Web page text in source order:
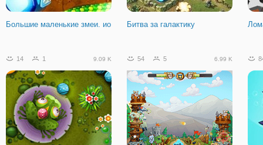
сладкую страну
Большие маленькие змеи. ио Битва за галактику
14 1 9.09 K 54 5 6.99 K